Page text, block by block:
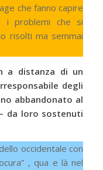
che fanno capire
i problemi che si
risolti ma semmai
a distanza di un
degli
abbandonato al
da loro sostenuti
occidentale con
, qua e là nel